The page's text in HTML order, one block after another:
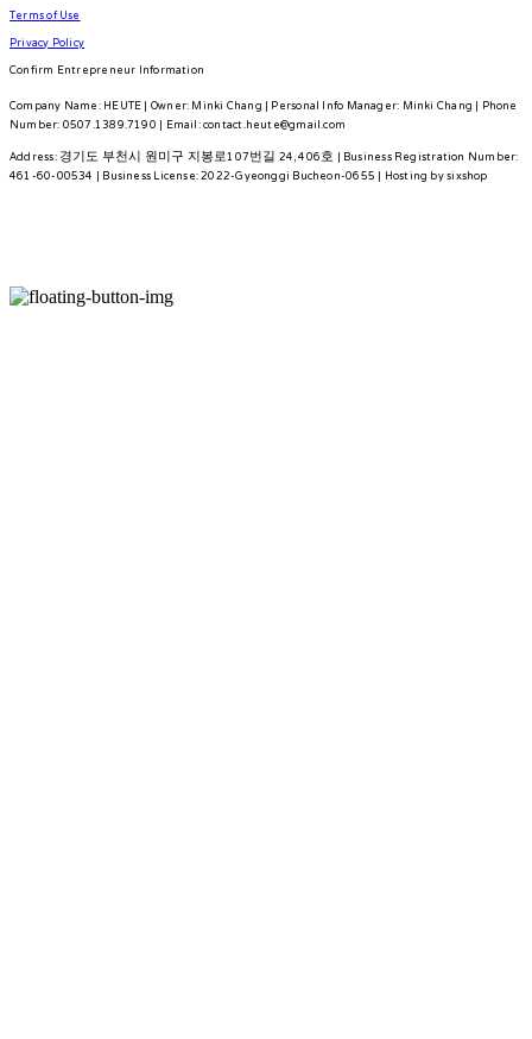
Terms of Use
Privacy Policy
Confirm Entrepreneur Information
Company Name: HEUTE | Owner: Minki Chang | Personal Info Manager: Minki Chang | Phone
Number: 0507.1389.7190 | Email: contact.heute@gmail.com
Address: 경기도 부천시 원미구 지봉로107번길 24, 406호 | Business Registration Number:
461-60-00534 | Business License:2022-Gyeonggi Bucheon-0655| Hosting by sixshop